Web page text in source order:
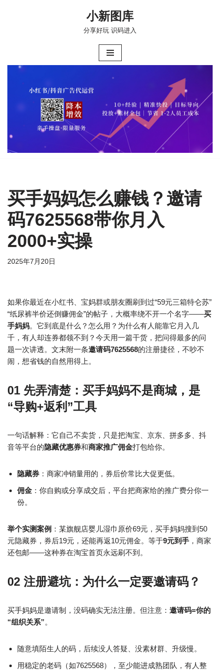
小新图库
分享好玩 识码进入
买手妈妈怎么赚钱？邀请
码7625568带你月入
2000+实操
2025年7月20日
如果你最近在小红书、宝妈群或朋友圈刷到过“59元三箱特仑苏”
“纸尿裤半价还倒赚佣金”的帖子，大概率绕不开一个名字——买
手妈妈。它到底是什么？怎么用？为什么有人能靠它月入几
千，有人却连券都领不到？今天用一篇干货，把问得最多的问
题一次讲透。文末附一条邀请码7625568的注册捷径，不吵不
闹，想省钱的自然用得上。
01 先弄清楚：买手妈妈不是商城，是
“导购+返利”工具
一句话解释：它自己不卖货，只是把淘宝、京东、拼多多、抖
音等平台的隐藏优惠券和商家推广佣金打包给你。
隐藏券 ：商家冲销量用的，券后价常比大促更低。
佣金 ：你自购或分享成交后，平台把商家给的推广费分你一
份。
举个实测案例 ：某旗舰店婴儿湿巾原价69元，买手妈妈搜到50
元隐藏券，券后19元，还能再返10元佣金。等于9元到手 ，商家
还包邮——这种券在淘宝首页永远刷不到。
02 注册避坑：为什么一定要邀请码？
买手妈妈是邀请制，没码确实无法注册。但注意： 邀请码=你的
“组织关系”。
随意填陌生人的码，后续没人答疑、没素材群、升级慢。
用稳定的老码（如7625568），至少能进成熟团队，有人整